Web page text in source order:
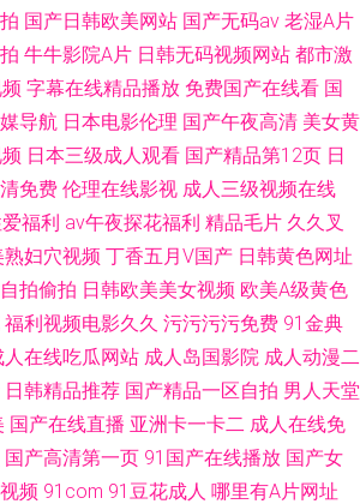
国产日韩欧美网站 国产无码av 老湿A片
牛牛影院A片 日韩无码视频网站 都市激
字幕在线精品播放 免费国产在线看 国
导航 日本电影伦理 国产午夜高清 美女黄
日本三级成人观看 国产精品第12页 日
免费 伦理在线影视 成人三级视频在线
福利 av午夜探花福利 精品毛片 久久叉
熟妇穴视频 丁香五月V国产 日韩黄色网址
拍偷拍 日韩欧美美女视频 欧美A级黄色
福利视频电影久久 污污污污免费 91金典
人在线吃瓜网站 成人岛国影院 成人动漫二
日韩精品推荐 国产精品一区自拍 男人天堂
国产在线直播 亚洲卡一卡二 成人在线免
国产高清第一页 91国产在线播放 国产女
频 91com 91豆花成人 哪里有A片网址